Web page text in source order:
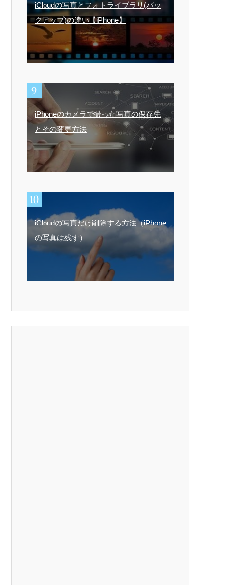
iCloudの写真とフォトライブラリ(バッ
クアップ)の違い【iPhone】
iPhoneのカメラで撮った写真の保存先
とその変更方法
iCloudの写真だけ削除する方法（iPhone
の写真は残す）